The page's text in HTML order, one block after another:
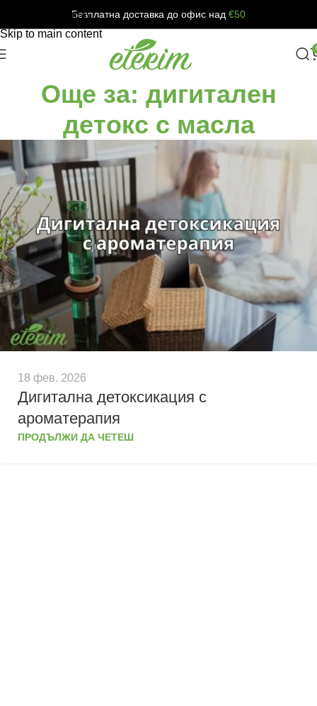
Skip to navigation
Skip to main content
Безплатна доставка до офис над €50
Още за: дигитален
детокс с масла
18 фев. 2026
Дигитална детоксикация с
ароматерапия
ПРОДЪЛЖИ ДА ЧЕТЕШ